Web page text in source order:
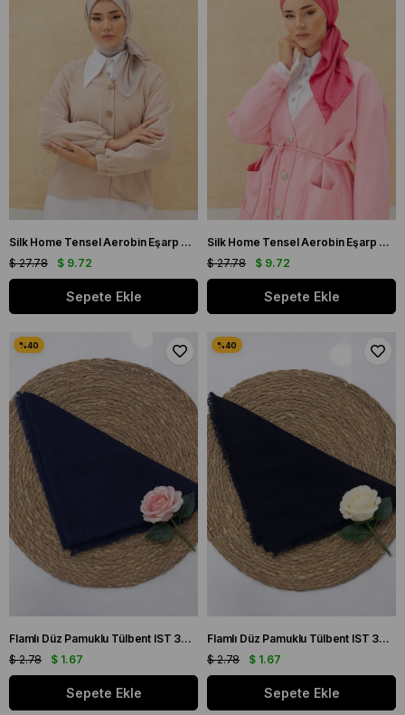
Silk Home Tensel Aerobin Eşarp 03036 Taş Düz Renk
$ 9.72
$ 27.78
Sepete Ekle
Silk Home Tensel Aerobin Eşarp 03038 Fuşya Pembe Düz Renk
$ 9.72
$ 27.78
Sepete Ekle
Flamlı Düz Pamuklu Tülbent IST 3434-07 Lacivert Düz Desen
$ 1.67
$ 2.78
Sepete Ekle
Flamlı Düz Pamuklu Tülbent IST 3434-08 Siyah Düz Desen
$ 1.67
$ 2.78
Sepete Ekle